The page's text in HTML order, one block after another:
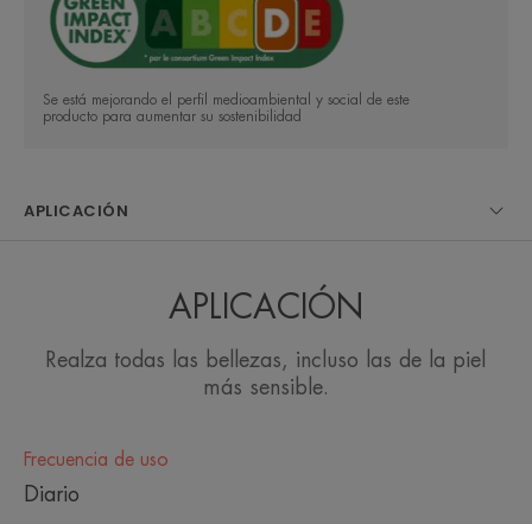
Un complejo fotocorrector 3D que corrige las
imperfecciones cutáneas leves y moderadas y
unifica la tez.
• UNIFICA y CORRIGE las imperfecciones leves y
• GARANTIZA una larga duración y una alta
tolerancia incluso para las pieles más sensibles.
Se está mejorando el perfil medioambiental y social de este
producto para aumentar su sostenibilidad
APLICACIÓN
APLICACIÓN
Realza todas las bellezas, incluso las de la piel
más sensible.
Frecuencia de uso
Diario